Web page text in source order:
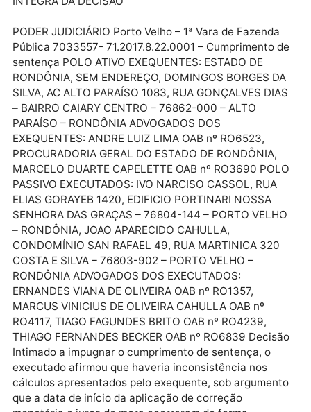
João Cahulla terá de pagar a quantia de R$ 2.526,96
(dois mil, quinhentos e vinte e seis reais e noventa e
seis centavos), devidos a título de honorários
na sentença de conhecimento.
Eles tem 15 dias para pagar, sob pena de penhora
imediata (BACEN-JUD e RENAJUD) e incidência de
multa de 10% sobre os valores devidos.
ÍNTEGRA DA DECISÃO
PODER JUDICIÁRIO Porto Velho – 1ª Vara de Fazenda
Pública 7033557- 71.2017.8.22.0001 – Cumprimento
sentença POLO ATIVO EXEQUENTES: ESTADO DE
RONDÔNIA, SEM ENDEREÇO, DOMINGOS BORGES
SILVA, AC ALTO PARAÍSO 1083, RUA GONÇALVES
– BAIRRO CAIARY CENTRO – 76862-000 – ALTO
PARAÍSO – RONDÔNIA ADVOGADOS DOS
EXEQUENTES: ANDRE LUIZ LIMA OAB nº RO6523,
PROCURADORIA GERAL DO ESTADO DE RONDÔNIA,
MARCELO DUARTE CAPELETTE OAB nº RO3690
PASSIVO EXECUTADOS: IVO NARCISO CASSOL, RUA
ELIAS GORAYEB 1420, EDIFICIO PORTINARI NOSSA
SENHORA DAS GRAÇAS – 76804-144 – PORTO